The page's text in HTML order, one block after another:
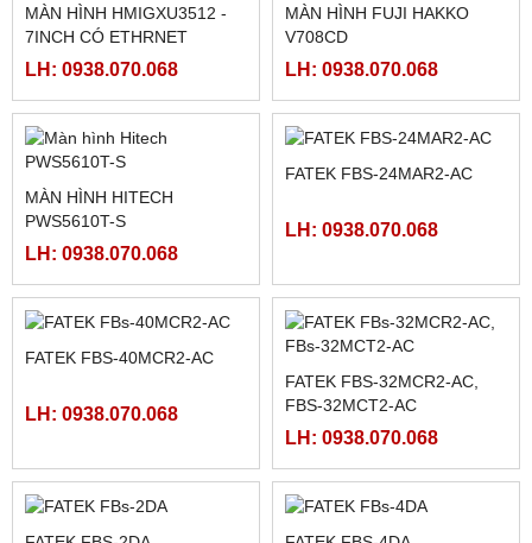
MÀN HÌNH SAMKOON SK-
102HE
MCGSTPC TPC1162HII
7INCH CÓ ETHRNET
LH: 0938.070.068